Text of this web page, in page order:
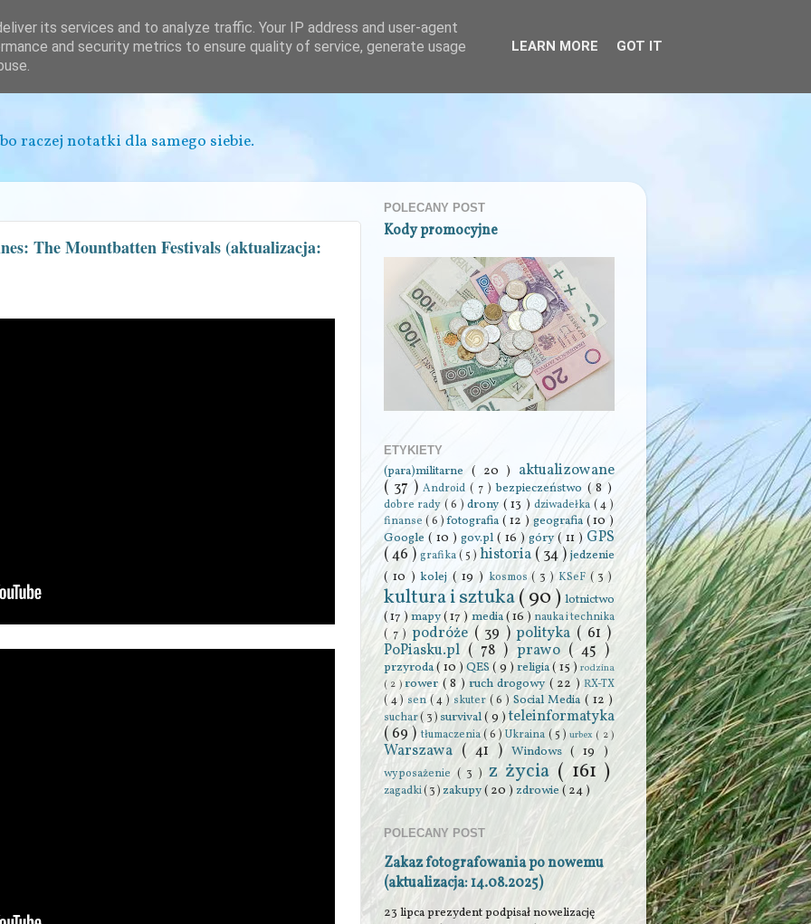
raczej notatki dla samego siebie.
The Mountbatten Festivals (aktualizacja:
POLECANY POST
Kody promocyjne
ETYKIETY
(para)militarne ( 20 ) aktualizowane
( 37 )Android( 7 )bezpieczeństwo ( 8 )
dobre rady ( 6 )drony ( 13 )dziwadełka ( 4 )
finanse ( 6 )fotografia( 12 ) geografia ( 10 )
Google( 10 ) gov.pl( 16 ) góry( 11 ) GPS
( 46 ) grafika( 5 ) historia ( 34 ) jedzenie
( 10 )kolej( 19 ) kosmos( 3 ) KSeF ( 3 )
kultura i sztuka( 90 ) lotnictwo
( 17 )mapy( 17 ) media( 16 ) nauka i technika
( 7 ) podróże ( 39 )polityka ( 61 )
PoPiasku.pl ( 78 ) prawo ( 45 )
przyroda( 10 ) QES( 9 ) religia( 15 ) rodzina
( 2 )rower ( 8 ) ruch drogowy ( 22 )RX-TX
( 4 ) sen ( 4 ) skuter ( 6 ) Social Media ( 12 )
suchar( 3 ) survival( 9 )teleinformatyka
( 69 ) tłumaczenia( 6 )Ukraina ( 5 )urbex( 2 )
Warszawa ( 41 ) Windows( 19 )
wyposażenie ( 3 ) z życia ( 161 )
zagadki( 3 )zakupy( 20 ) zdrowie ( 24 )
POLECANY POST
Zakaz fotografowania po nowemu
(aktualizacja: 14.08.2025)
23 lipca prezydent podpisał nowelizację
its services and to analyze traffic. Your IP address and user-agent
and security metrics to ensure quality of service, generate usage
LEARN MORE GOT IT